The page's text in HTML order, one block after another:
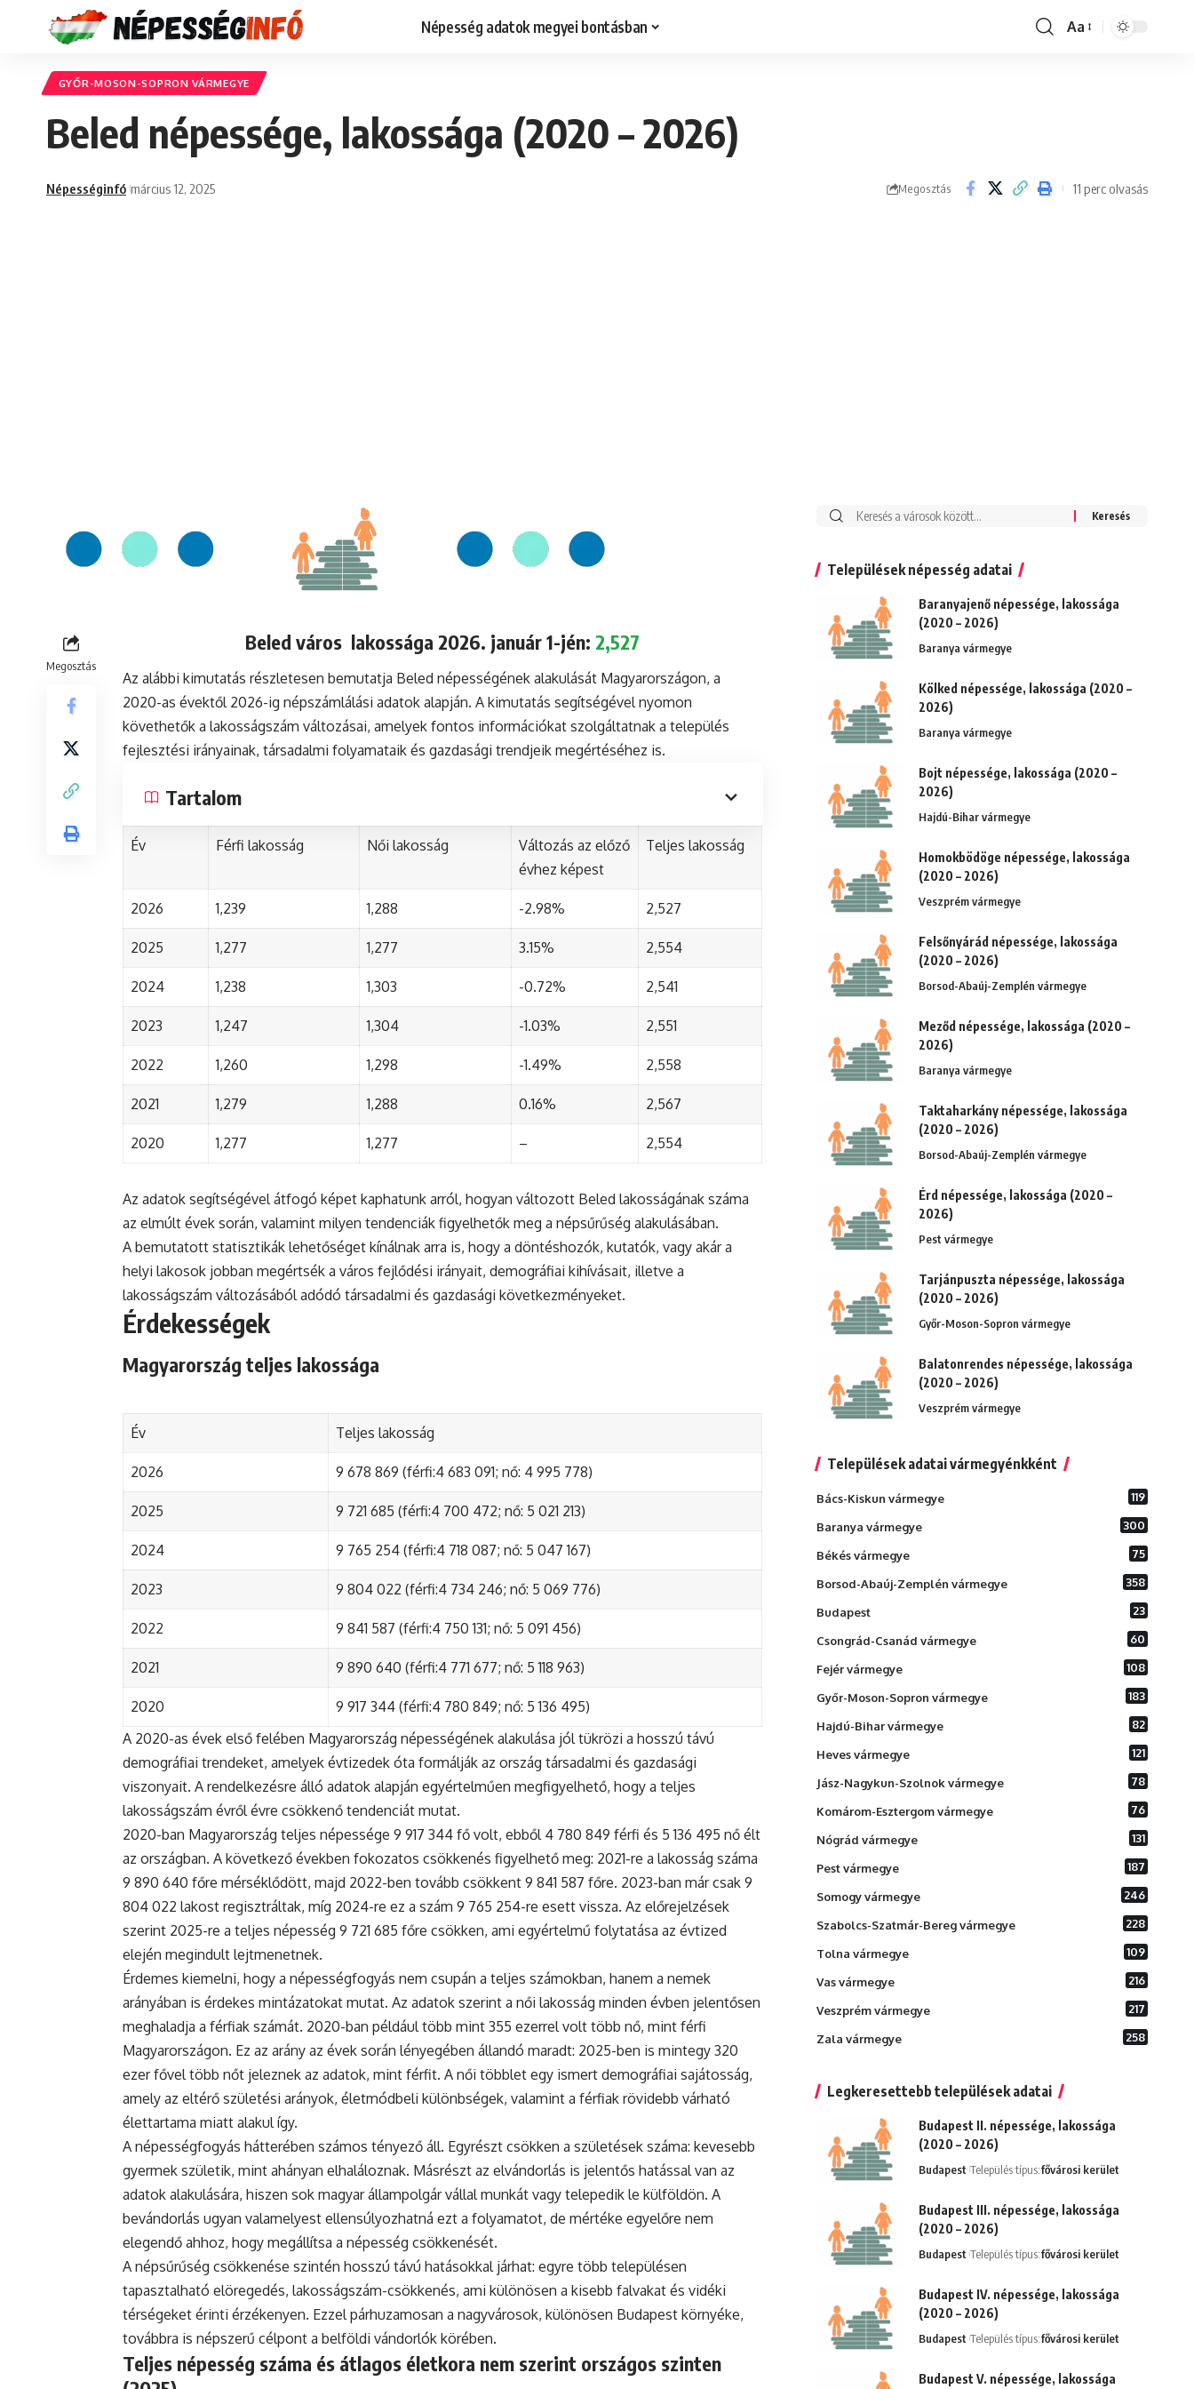
Népesség adatok megyei bontásban
Font
Aa
GYŐR-MOSON-SOPRON VÁRMEGYE
Beled népessége, lakossága (2020 – 2026)
Népességinfó március 12, 2025 Megosztás 11 perc olvasás
Megosztás
Beled város lakossága 2026. január 1-jén: 2,527
Az alábbi kimutatás részletesen bemutatja Beled népességének alakulását Magyarországon, a
2020-as évektől 2026-ig népszámlálási adatok alapján. A kimutatás segítségével nyomon
követhetők a lakosságszám változásai, amelyek fontos információkat szolgáltatnak a település
fejlesztési irányainak, társadalmi folyamataik és gazdasági trendjeik megértéséhez is.
Tartalom
Év Férfi lakosság Női lakosság
Változás az előző
évhez képest
Teljes lakosság
2026 1,239 1,288 -2.98% 2,527
2025 1,277 1,277 3.15% 2,554
2024 1,238 1,303 -0.72% 2,541
2023 1,247 1,304 -1.03% 2,551
2022 1,260 1,298 -1.49% 2,558
2021 1,279 1,288 0.16% 2,567
2020 1,277 1,277 – 2,554
Az adatok segítségével átfogó képet kaphatunk arról, hogyan változott Beled lakosságának száma
az elmúlt évek során, valamint milyen tendenciák figyelhetők meg a népsűrűség alakulásában.
A bemutatott statisztikák lehetőséget kínálnak arra is, hogy a döntéshozók, kutatók, vagy akár a
helyi lakosok jobban megértsék a város fejlődési irányait, demográfiai kihívásait, illetve a
lakosságszám változásából adódó társadalmi és gazdasági következményeket.
Érdekességek
Magyarország teljes lakossága
Év Teljes lakosság
2026 9 678 869 (férfi:4 683 091; nő: 4 995 778)
2025 9 721 685 (férfi:4 700 472; nő: 5 021 213)
2024 9 765 254 (férfi:4 718 087; nő: 5 047 167)
2023 9 804 022 (férfi:4 734 246; nő: 5 069 776)
2022 9 841 587 (férfi:4 750 131; nő: 5 091 456)
2021 9 890 640 (férfi:4 771 677; nő: 5 118 963)
2020
9 917 344 (férfi:4 780 849; nő: 5 136 495)
A 2020-as évek első felében Magyarország népességének alakulása jól tükrözi a hosszú távú
demográfiai trendeket, amelyek évtizedek óta formálják az ország társadalmi és gazdasági
viszonyait. A rendelkezésre álló adatok alapján egyértelműen megfigyelhető, hogy a teljes
lakosságszám évről évre csökkenő tendenciát mutat.
2020-ban Magyarország teljes népessége 9 917 344 fő volt, ebből 4 780 849 férfi és 5 136 495 nő élt
az országban. A következő években fokozatos csökkenés figyelhető meg: 2021-re a lakosság száma
9 890 640 főre mérséklődött, majd 2022-ben tovább csökkent 9 841 587 főre. 2023-ban már csak 9
804 022 lakost regisztráltak, míg 2024-re ez a szám 9 765 254-re esett vissza. Az előrejelzések
szerint 2025-re a teljes népesség 9 721 685 főre csökken, ami egyértelmű folytatása az évtized
elején megindult lejtmenetnek.
Érdemes kiemelni, hogy a népességfogyás nem csupán a teljes számokban, hanem a nemek
arányában is érdekes mintázatokat mutat. Az adatok szerint a női lakosság minden évben jelentősen
meghaladja a férfiak számát. 2020-ban például több mint 355 ezerrel volt több nő, mint férfi
Magyarországon. Ez az arány az évek során lényegében állandó maradt: 2025-ben is mintegy 320
ezer fővel több nőt jeleznek az adatok, mint férfit. A női többlet egy ismert demográfiai sajátosság,
amely az eltérő születési arányok, életmódbeli különbségek, valamint a férfiak rövidebb várható
élettartama miatt alakul így.
A népességfogyás hátterében számos tényező áll. Egyrészt csökken a születések száma: kevesebb
gyermek születik, mint ahányan elhaláloznak. Másrészt az elvándorlás is jelentős hatással van az
adatok alakulására, hiszen sok magyar állampolgár vállal munkát vagy telepedik le külföldön. A
bevándorlás ugyan valamelyest ellensúlyozhatná ezt a folyamatot, de mértéke egyelőre nem
elegendő ahhoz, hogy megállítsa a népesség csökkenését.
A népsűrűség csökkenése szintén hosszú távú hatásokkal járhat: egyre több településen
tapasztalható elöregedés, lakosságszám-csökkenés, ami különösen a kisebb falvakat és vidéki
térségeket érinti érzékenyen. Ezzel párhuzamosan a nagyvárosok, különösen Budapest környéke,
továbbra is népszerű célpont a belföldi vándorlók körében.
Teljes népesség száma és átlagos életkora nem szerint országos szinten
Keresés:
Települések népesség adatai
Baranyajenő népessége, lakossága
(2020 – 2026)
Baranya vármegye
Kölked népessége, lakossága (2020 –
2026)
Baranya vármegye
Bojt népessége, lakossága (2020 –
2026)
Hajdú-Bihar vármegye
Homokbödöge népessége, lakossága
(2020 – 2026)
Veszprém vármegye
Felsőnyárád népessége, lakossága
(2020 – 2026)
Borsod-Abaúj-Zemplén vármegye
Meződ népessége, lakossága (2020 –
2026)
Baranya vármegye
Taktaharkány népessége, lakossága
(2020 – 2026)
Borsod-Abaúj-Zemplén vármegye
Érd népessége, lakossága (2020 –
2026)
Pest vármegye
Tarjánpuszta népessége, lakossága
(2020 – 2026)
Győr-Moson-Sopron vármegye
Balatonrendes népessége, lakossága
(2020 – 2026)
Veszprém vármegye
Települések adatai vármegyénkként
Bács-Kiskun vármegye 119
Baranya vármegye 300
Békés vármegye 75
Borsod-Abaúj-Zemplén vármegye 358
Budapest 23
Csongrád-Csanád vármegye 60
Fejér vármegye 108
Győr-Moson-Sopron vármegye 183
Hajdú-Bihar vármegye 82
Heves vármegye 121
Jász-Nagykun-Szolnok vármegye 78
Komárom-Esztergom vármegye 76
Nógrád vármegye 131
Pest vármegye 187
Somogy vármegye 246
Szabolcs-Szatmár-Bereg vármegye 228
Tolna vármegye 109
Vas vármegye 216
Veszprém vármegye 217
Zala vármegye 258
Legkeresettebb települések adatai
Budapest II. népessége, lakossága
(2020 – 2026)
Budapest Település típus:fővárosi kerület
Budapest III. népessége, lakossága
(2020 – 2026)
Budapest Település típus:fővárosi kerület
Budapest IV. népessége, lakossága
(2020 – 2026)
Budapest Település típus:fővárosi kerület
Budapest V. népessége, lakossága